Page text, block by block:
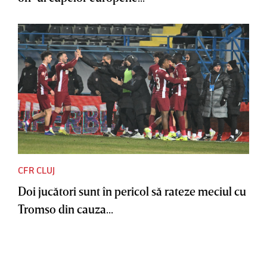
CFR CLUJ
Doi jucători sunt în pericol să rateze meciul cu
Tromso din cauza...